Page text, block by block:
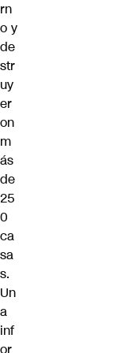
rn
o y
de
str
uy
er
on
m
ás
de
25
0
ca
sa
s.
Un
a
inf
or